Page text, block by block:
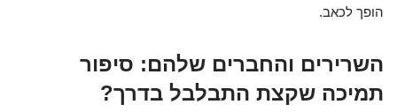
הופך לכאב.
השרירים והחברים שלהם: סיפור
תמיכה שקצת התבלבל בדרך?